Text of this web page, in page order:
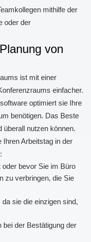
mithilfe der
oder der
von
ist mit einer
einfacher.
optimiert sie Ihre
benötigen. Das Beste
überall nutzen können.
Ihren Arbeitstag in der
bevor Sie im Büro
zu verbringen, die Sie
sie die einzigen sind,
bei der Bestätigung der